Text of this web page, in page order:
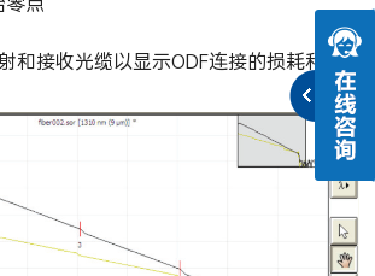
和接收光缆以显示ODF连接的损耗和反